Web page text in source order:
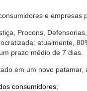
e empresas
Procons,
atualmente,
prazo médio de 7 dias.
em um novo patamar,
consumidores;